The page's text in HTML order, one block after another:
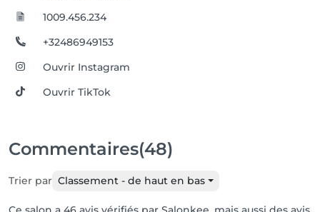
1009.456.234
+32486949153
Ouvrir Instagram
Ouvrir TikTok
Commentaires(48)
Trier par Classement - de haut en bas